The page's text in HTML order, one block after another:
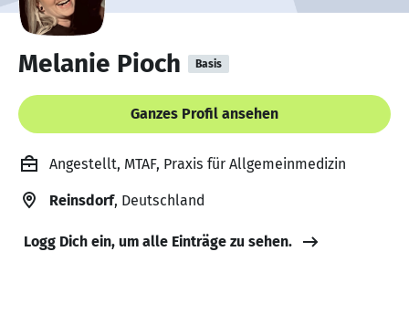
Melanie Pioch Basis
Ganzes Profil ansehen
Angestellt, MTAF, Praxis für Allgemeinmedizin
Reinsdorf, Deutschland
Logg Dich ein, um alle Einträge zu sehen.